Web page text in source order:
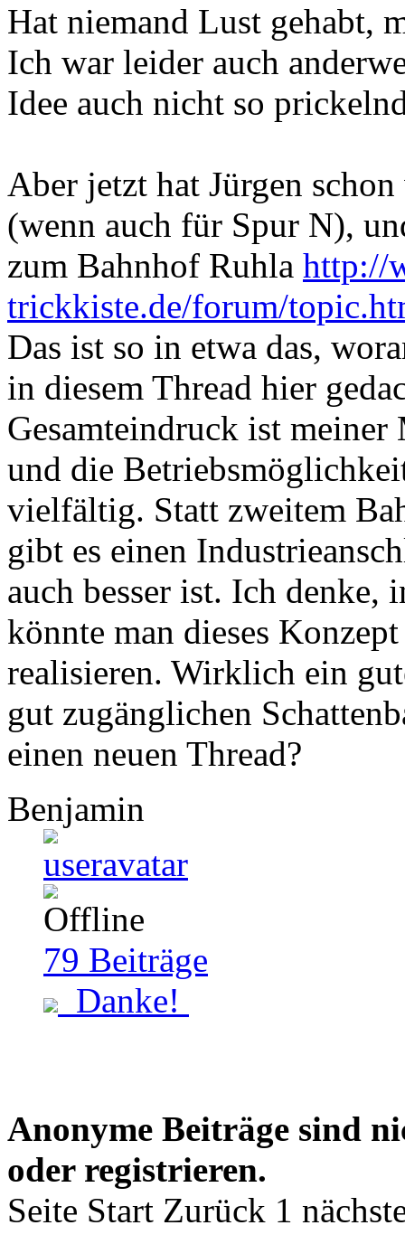
Hat niemand Lust gehabt,
Ich war leider auch
Idee auch nicht so
Aber jetzt hat Jürgen
(wenn auch für Spur N),
zum Bahnhof Ruhla http://
trickkiste.de/forum/
Das ist so in etwa das,
in diesem Thread hier
Gesamteindruck ist
und die
vielfältig. Statt zweitem
gibt es einen
auch besser ist. Ich denke,
könnte man dieses
realisieren. Wirklich ein
gut zugänglichen
einen neuen Thread?
Benjamin
79 Beiträge
Danke!
Anonyme Beiträge sind
oder registrieren.
Seite Start Zurück 1